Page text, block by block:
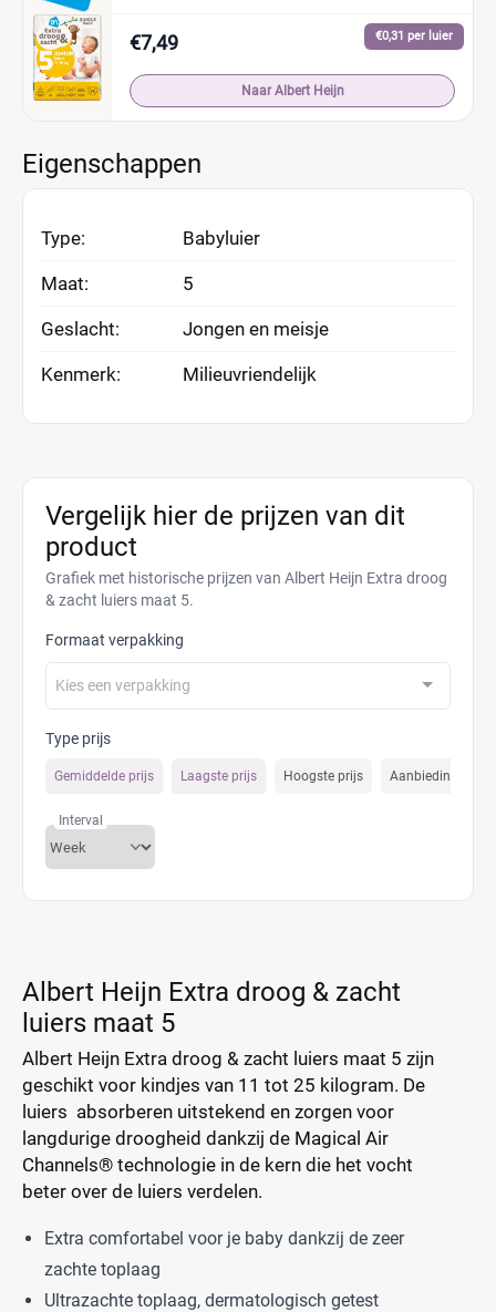
€0,31 per luier
€7,49
Naar Albert Heijn
Eigenschappen
Type: Babyluier
Maat: 5
Geslacht: Jongen en meisje
Kenmerk: Milieuvriendelijk
Vergelijk hier de prijzen van dit
product
Grafiek met historische prijzen van Albert Heijn Extra droog
& zacht luiers maat 5.
Formaat verpakking
Kies een verpakking
Type prijs
Gemiddelde prijs Laagste prijs Hoogste prijs Aanbiedings prijs
Interval
Albert Heijn Extra droog & zacht
luiers maat 5
Albert Heijn Extra droog & zacht luiers maat 5 zijn
geschikt voor kindjes van 11 tot 25 kilogram. De
luiers absorberen uitstekend en zorgen voor
langdurige droogheid dankzij de Magical Air
Channels® technologie in de kern die het vocht
beter over de luiers verdelen.
Extra comfortabel voor je baby dankzij de zeer
zachte toplaag
Ultrazachte toplaag, dermatologisch getest